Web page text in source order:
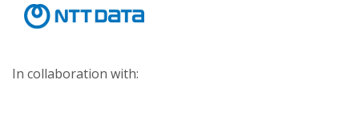
In collaboration with: